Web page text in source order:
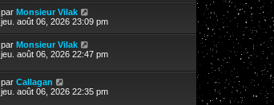
par Monsieur Vilak
jeu. août 06, 2026 23:09 pm
par Monsieur Vilak
jeu. août 06, 2026 22:47 pm
par Callagan
jeu. août 06, 2026 22:35 pm